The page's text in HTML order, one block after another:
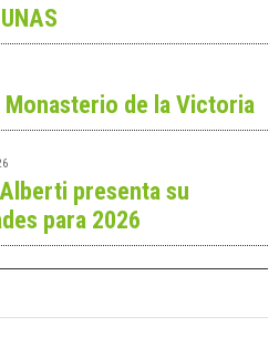
de la Victoria
presenta su
para 2026